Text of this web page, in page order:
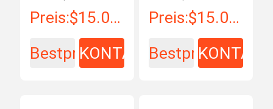
32A
Preis:$15.00 - $35.00 / Piece
BestpreisKONTAKT
20A
Preis:$15.00 - $35.00/ Piece
BestpreisKONTAKT